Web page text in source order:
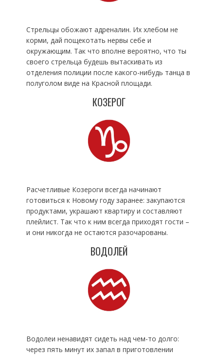
Стрельцы обожают адреналин. Их хлебом не
корми, дай пощекотать нервы себе и
окружающим. Так что вполне вероятно, что ты
своего стрельца будешь вытаскивать из
отделения полиции после какого-нибудь танца в
полуголом виде на Красной площади.
КОЗЕРОГ
Расчетливые Козероги всегда начинают
готовиться к Новому году заранее: закупаются
продуктами, украшают квартиру и составляют
плейлист. Так что к ним всегда приходят гости –
и они никогда не остаются разочарованы.
ВОДОЛЕЙ
Водолеи ненавидят сидеть над чем-то долго:
через пять минут их запал в приготовлении